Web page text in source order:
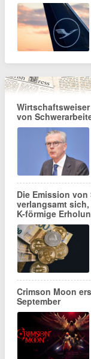
von
Die Emission von
verlangsamt
K-förmige
Crimson Moon
September